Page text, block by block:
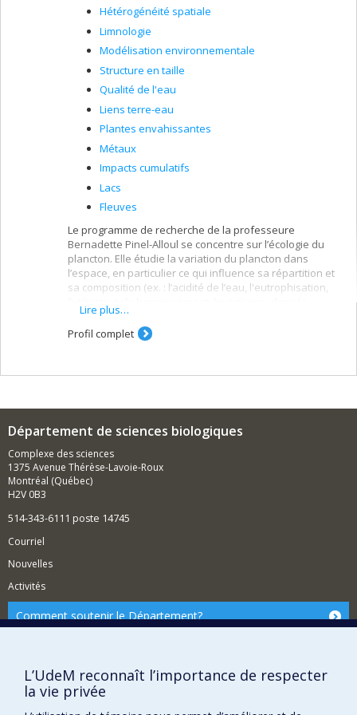
Hétérogénéité spatiale
Limnologie
Modélisation environnementale
Structure en taille
Qualité de l'eau
Liens terre-eau
Plantes envahissantes
Métaux
Impacts cumulatifs
Lacs
Fleuves
Le programme de recherche de la professeure
Bernadette Pinel-Alloul se concentre sur l’écologie du
plancton. Elle étudie la variation du plancton dans
l’espace, en particulier ce qui influence sa répartition et
sa composition (ex. : l’acidité de l’eau, l'eutrophisation,
chaîne alimentaire). De façon plus appliquée, elle étudie
l’impact de l’environnement naturel et de l’être humain
sur ces organismes : coupes forestières, précipitations
eutrophisation des lacs, contamination aux métaux
Lire plus…
Profil complet
Département de sciences biologiques
Complexe des sciences
1375 Avenue Thérèse-Lavoie-Roux
Montréal (Québec)
H2V 0B3
514-343-6111 poste 14745
Courriel
Nouvelles
Activités
Comment soutenir le Département?
Signaler une erreur
Accessibilité
L’UdeM reconnaît l’importance de respecter
la vie privée